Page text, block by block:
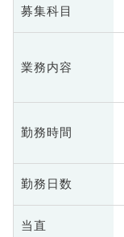
募集科目
業務内容
勤務時間
勤務日数
当直